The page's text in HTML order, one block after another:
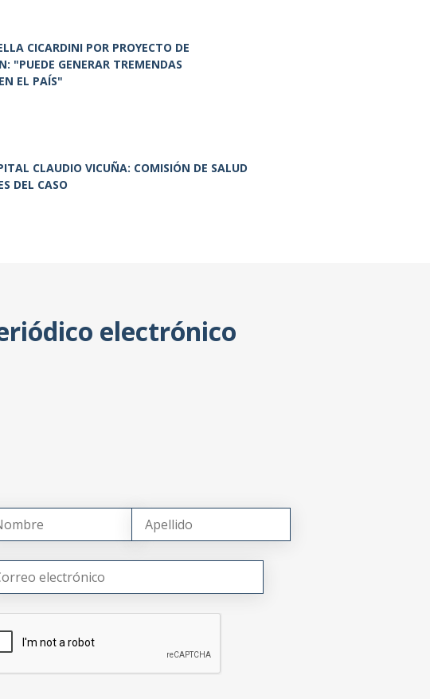
CICARDINI POR PROYECTO DE
"PUEDE GENERAR TREMENDAS
EL PAÍS"
CLAUDIO VICUÑA: COMISIÓN DE SALUD
DEL CASO
electrónico